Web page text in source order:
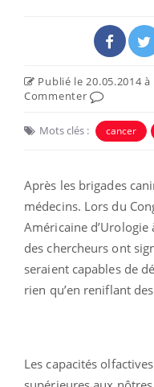
Publié le 20.05.2014 à
Commenter
Mots clés : cancer
Après les brigades
médecins. Lors du
Américaine d’Urologie
des chercheurs ont
seraient capables de
rien qu’en reniflant
Les capacités